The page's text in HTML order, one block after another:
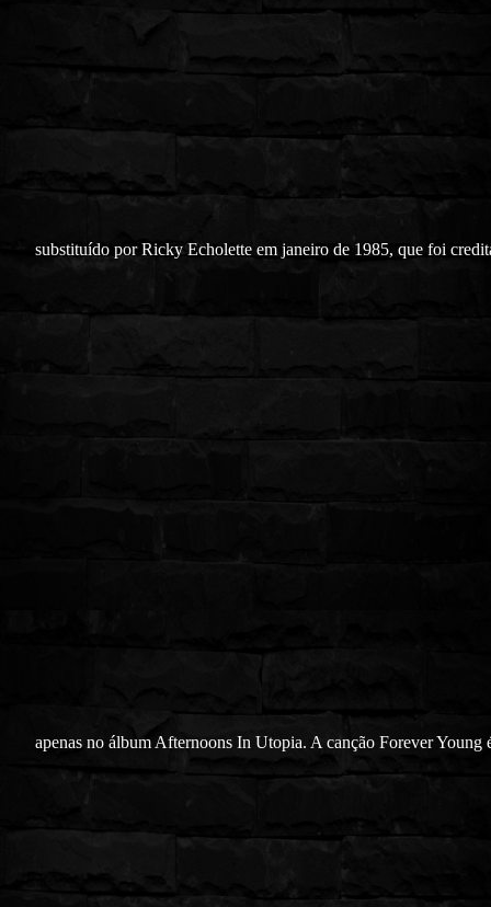
substituído por Ricky Echolette em janeiro de 1985, que foi
apenas no álbum Afternoons In Utopia. A canção Forever Young